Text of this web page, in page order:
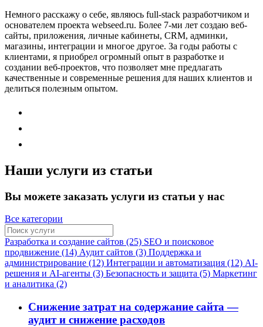
Немного расскажу о себе, являюсь full-stack разработчиком и
основателем проекта webseed.ru. Более 7-ми лет создаю веб-
сайты, приложения, личные кабинеты, CRM, админки,
магазины, интеграции и многое другое. За годы работы с
клиентами, я приобрел огромный опыт в разработке и
создании веб-проектов, что позволяет мне предлагать
качественные и современные решения для наших клиентов и
делиться полезным опытом.
Наши услуги из статьи
Вы можете заказать услуги из статьи у нас
Все категории
Разработка и создание сайтов (25) SEO и поисковое
продвижение (14) Аудит сайтов (3) Поддержка и
администрирование (12) Интеграции и автоматизация (12) AI-
решения и AI-агенты (3) Безопасность и защита (5) Маркетинг
и аналитика (2)
Снижение затрат на содержание сайта —
аудит и снижение расходов